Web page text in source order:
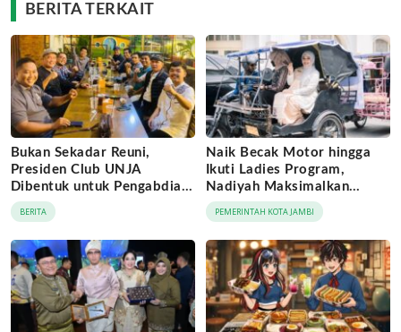
BERITA TERKAIT
Bukan Sekadar Reuni,
Presiden Club UNJA
Dibentuk untuk Pengabdian
Lintas Generasi
BERITA
Naik Becak Motor hingga
Ikuti Ladies Program,
Nadiyah Maksimalkan
Momentum Rakernas
APEKSI di Medan
PEMERINTAH KOTA JAMBI